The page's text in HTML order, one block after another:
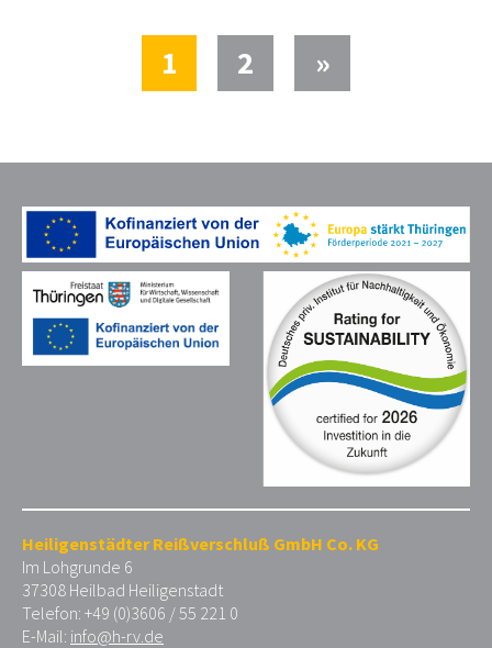
1 (current)
2 »
Heiligenstädter Reißverschluß GmbH Co. KG
Im Lohgrunde 6
37308 Heilbad Heiligenstadt
Telefon: +49 (0)3606 / 55 221 0
E-Mail: info@h-rv.de